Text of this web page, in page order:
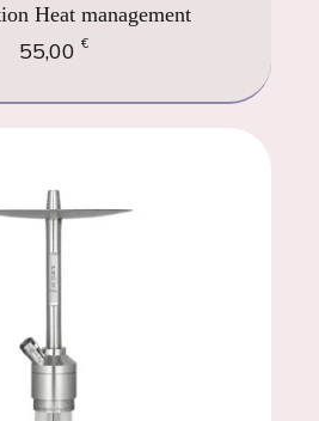
Heat management
55,00 €